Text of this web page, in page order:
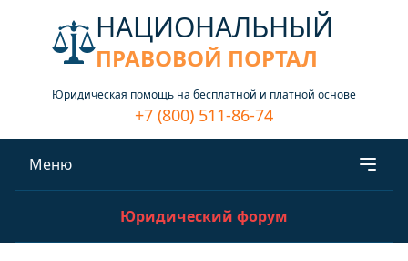
НАЦИОНАЛЬНЫЙ
ПРАВОВОЙ ПОРТАЛ
Юридическая помощь на бесплатной и платной основе
+7 (800) 511-86-74
Меню
Юридический форум